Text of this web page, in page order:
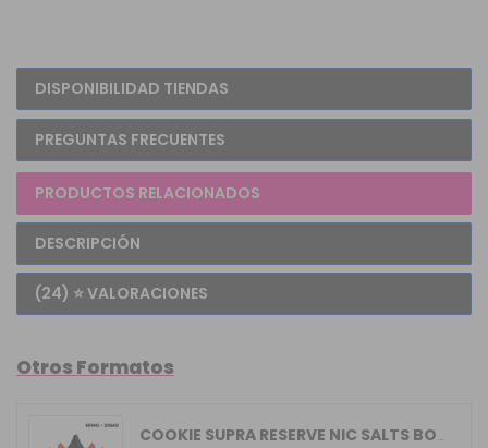
DISPONIBILIDAD TIENDAS
PREGUNTAS FRECUENTES
PRODUCTOS RELACIONADOS
DESCRIPCIÓN
(24) ⭐ VALORACIONES
Otros Formatos
COOKIE SUPRA RESERVE NIC SALTS BOMBO ...